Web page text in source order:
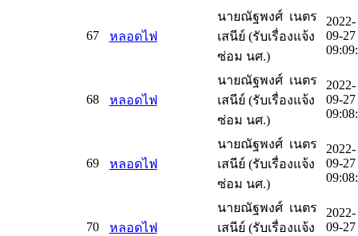
67 หลอดไฟ
นายณัฐพงศ์ เนตร
เสนีย์ (รับเรื่องแจ้ง
ซ่อม นศ.)
2022-
09-27
68 หลอดไฟ
นายณัฐพงศ์ เนตร
เสนีย์ (รับเรื่องแจ้ง
ซ่อม นศ.)
2022-
09-27
69 หลอดไฟ
นายณัฐพงศ์ เนตร
เสนีย์ (รับเรื่องแจ้ง
ซ่อม นศ.)
2022-
09-27
70 หลอดไฟ
นายณัฐพงศ์ เนตร
เสนีย์ (รับเรื่องแจ้ง
2022-
09-27